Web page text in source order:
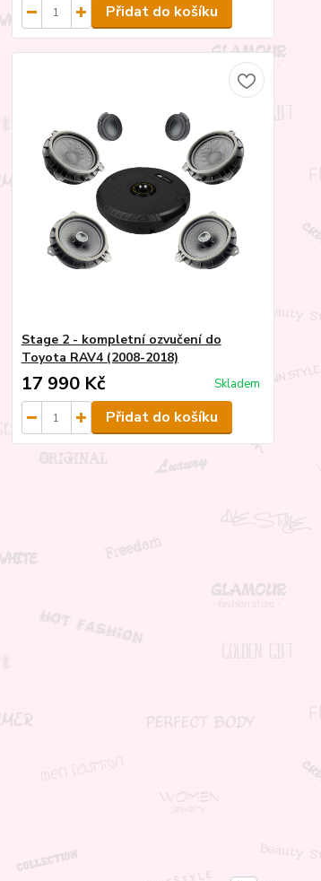
Přidat do košíku
Stage 2 - kompletní ozvučení do
Toyota RAV4 (2008-2018)
17 990 Kč Skladem
Přidat do košíku